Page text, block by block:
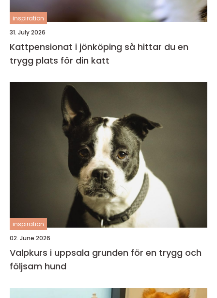
inspiration
31. July 2026
Kattpensionat i jönköping så hittar du en
trygg plats för din katt
inspiration
02. June 2026
Valpkurs i uppsala grunden för en trygg och
följsam hund